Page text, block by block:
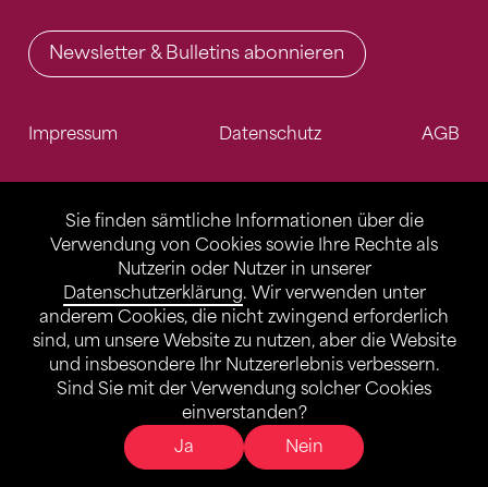
Sie finden sämtliche Informationen über die
Verwendung von Cookies sowie Ihre Rechte als
Nutzerin oder Nutzer in unserer
Datenschutzerklärung. Wir verwenden unter
anderem Cookies, die nicht zwingend erforderlich
sind, um unsere Website zu nutzen, aber die Website
und insbesondere Ihr Nutzererlebnis verbessern.
Sind Sie mit der Verwendung solcher Cookies
einverstanden?
Ja
Nein
Newsletter & Bulletins abonnieren
Impressum Datenschutz AGB